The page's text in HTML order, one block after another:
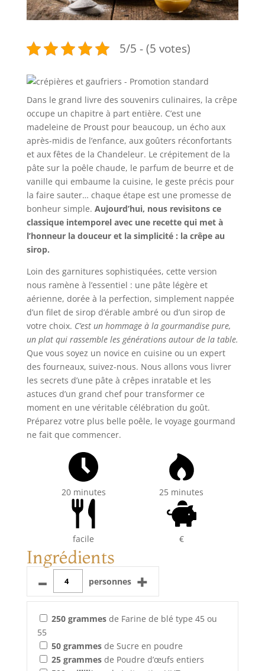
5/5 - (5 votes)
Dans le grand livre des souvenirs culinaires, la crêpe
occupe un chapitre à part entière. C’est une
madeleine de Proust pour beaucoup, un écho aux
après-midis de l’enfance, aux goûters réconfortants
et aux fêtes de la Chandeleur. Le crépitement de la
pâte sur la poêle chaude, le parfum de beurre et de
vanille qui embaume la cuisine, le geste précis pour
la faire sauter… chaque étape est une promesse de
bonheur simple. Aujourd’hui, nous revisitons ce
classique intemporel avec une recette qui met à
l’honneur la douceur et la simplicité : la crêpe au
sirop.
Loin des garnitures sophistiquées, cette version
nous ramène à l’essentiel : une pâte légère et
aérienne, dorée à la perfection, simplement nappée
d’un filet de sirop d’érable ambré ou d’un sirop de
votre choix. C’est un hommage à la gourmandise pure,
un plat qui rassemble les générations autour de la table.
Que vous soyez un novice en cuisine ou un expert
des fourneaux, suivez-nous. Nous allons vous livrer
les secrets d’une pâte à crêpes inratable et les
astuces d’un grand chef pour transformer ce
moment en une véritable célébration du goût.
Préparez votre plus belle poêle, le voyage gourmand
ne fait que commencer.
20 minutes 25 minutes
facile €
Ingrédients
– personnes +
250 grammesde Farine de blé type 45 ou
55
50 grammesde Sucre en poudre
25 grammesde Poudre d’œufs entiers